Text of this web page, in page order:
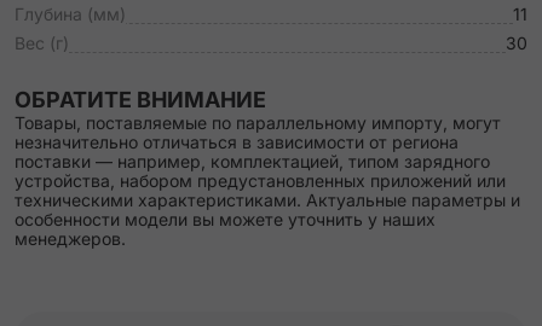
Глубина (мм)
11
Вес (г)
30
ОБРАТИТЕ ВНИМАНИЕ
Товары, поставляемые по параллельному импорту, могут
незначительно отличаться в зависимости от региона
поставки — например, комплектацией, типом зарядного
устройства, набором предустановленных приложений или
техническими характеристиками. Актуальные параметры и
особенности модели вы можете уточнить у наших
менеджеров.